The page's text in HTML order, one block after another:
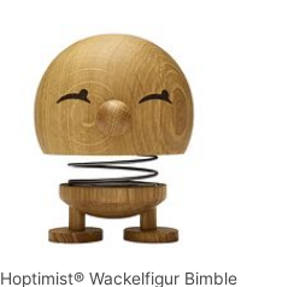
Hoptimist® Wackelfigur Bimble